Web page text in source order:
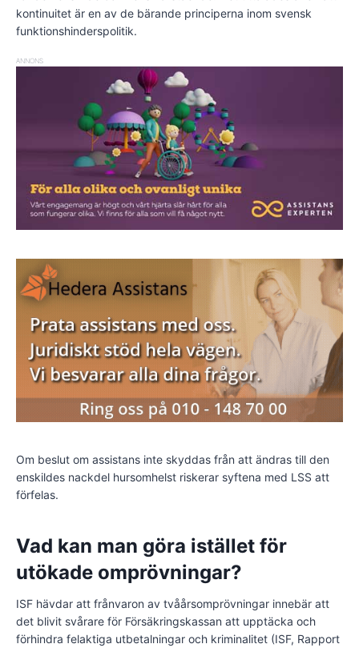
kontinuitet är en av de bärande principerna inom svensk
funktionshinderspolitik.
ANNONS
Om beslut om assistans inte skyddas från att ändras till den
enskildes nackdel hursomhelst riskerar syftena med LSS att
förfelas.
Vad kan man göra istället för
utökade omprövningar?
ISF hävdar att frånvaron av tvåårsomprövningar innebär att
det blivit svårare för Försäkringskassan att upptäcka och
förhindra felaktiga utbetalningar och kriminalitet (ISF, Rapport